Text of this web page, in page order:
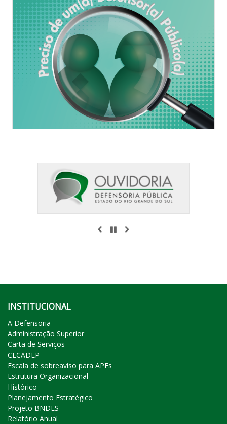
ANTERIOR
PAUSAR
INSTITUCIONAL
A Defensoria
Administração Superior
Carta de Serviços
CECADEP
Escala de sobreaviso para APFs
Estrutura Organizacional
Histórico
Planejamento Estratégico
Projeto BNDES
Relatório Anual